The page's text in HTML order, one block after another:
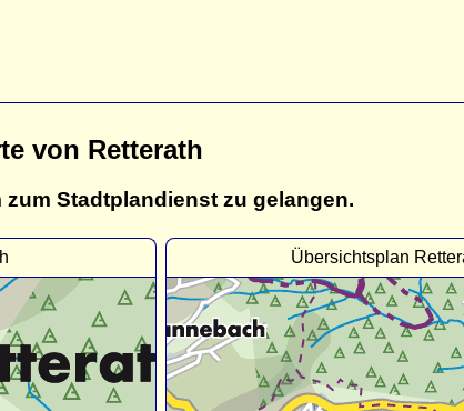
von Retterath
Stadtplandienst zu gelangen.
Übersichtsplan